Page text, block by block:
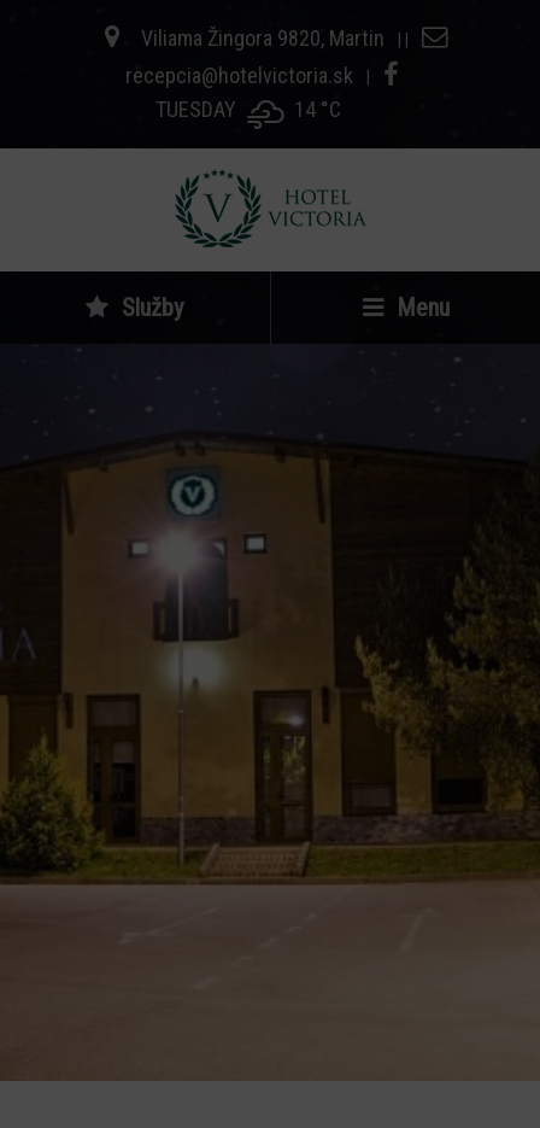
Viliama Žingora 9820, Martin
recepcia@hotelvictoria.sk
TUESDAY 14 °C
Služby Menu